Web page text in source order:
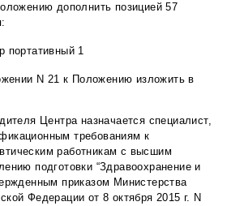
дополнить позицией 57
портативный 1
N 21 к Положению изложить в
Центра назначается специалист,
требованиям к
работникам с высшим
подготовки “Здравоохранение и
приказом Министерства
Федерации от 8 октября 2015 г. N